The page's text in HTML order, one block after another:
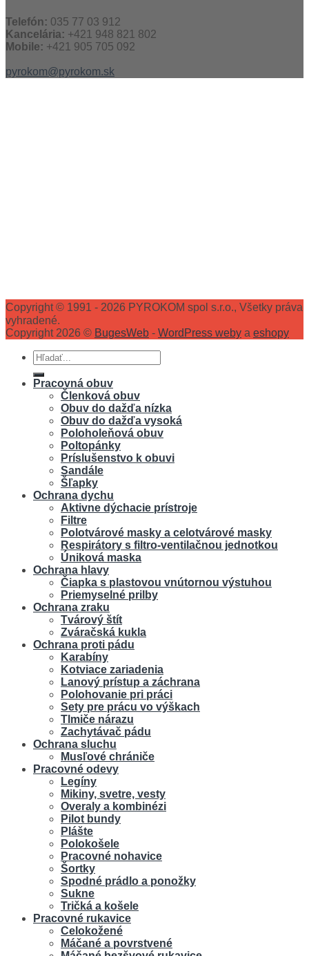
Telefón: 035 77 03 912
Kancelária: +421 948 821 802
Mobile: +421 905 705 092
pyrokom@pyrokom.sk
Copyright © 1991 - 2026 PYROKOM spol s.r.o., Všetky práva
vyhradené.
Copyright 2026 © BugesWeb - WordPress weby a eshopy
Hľadať:
Pracovná obuv
Členková obuv
Obuv do dažďa nízka
Obuv do dažďa vysoká
Poloholeňová obuv
Poltopánky
Príslušenstvo k obuvi
Sandále
Šľapky
Ochrana dychu
Aktivne dýchacie prístroje
Filtre
Polotvárové masky a celotvárové masky
Respirátory s filtro-ventilačnou jednotkou
Úniková maska
Ochrana hlavy
Čiapka s plastovou vnútornou výstuhou
Priemyselné prilby
Ochrana zraku
Tvárový štít
Zváračská kukla
Ochrana proti pádu
Karabíny
Kotviace zariadenia
Lanový prístup a záchrana
Polohovanie pri práci
Sety pre prácu vo výškach
Tlmiče nárazu
Zachytávač pádu
Ochrana sluchu
Musľové chrániče
Pracovné odevy
Legíny
Mikiny, svetre, vesty
Overaly a kombinézi
Pilot bundy
Plášte
Polokošele
Pracovné nohavice
Šortky
Spodné prádlo a ponožky
Sukne
Tričká a košele
Pracovné rukavice
Celokožené
Máčané a povrstvené